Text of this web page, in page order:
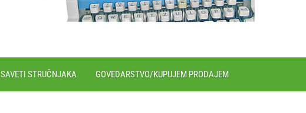
SAVETI STRUČNJAKA GOVEDARSTVO/KUPUJEM PRODAJEM